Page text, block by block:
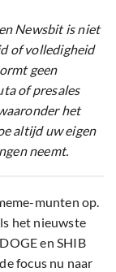
Newsbit is niet
of volledigheid
geen
of presales
het
altijd uw eigen
neemt.
munten op.
het nieuwste
en SHIB
focus nu naar